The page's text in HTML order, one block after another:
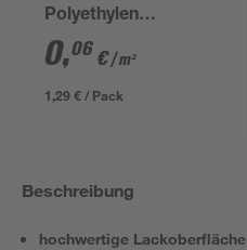
Polyethylen
transparent 4 x 5 m
0,06 €/ m²
1,29 € / Pack
Beschreibung
hochwertige Lackoberfläche